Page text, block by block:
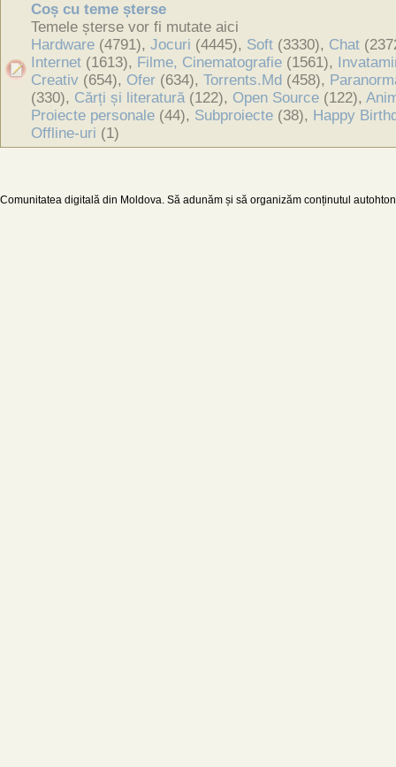
Coș cu teme șterse
Temele șterse vor fi mutate aici
Hardware (4791), Jocuri (4445), Soft (3330), Chat
Internet (1613), Filme, Cinematografie (1561),
Creativ (654), Ofer (634), Torrents.Md (458),
(330), Cărți și literatură (122), Open Source (122),
Proiecte personale (44), Subproiecte (38), Happy
Offline-uri (1)
Comunitatea digitală din Moldova. Să adunăm și să organizăm conținutul